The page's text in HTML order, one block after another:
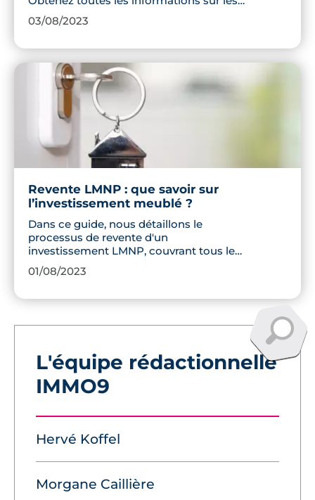
prix par quartier et faites un choix
éclairé.
03/08/2023
Revente LMNP : que savoir sur
l’investissement meublé ?
Dans ce guide, nous détaillons le
processus de revente d'un
investissement LMNP, couvrant tous les
aspects clés de la fiscalité à l'estimation
du bien. Apprenez à maximiser votre
fiscale.
01/08/2023
L'équipe rédactionnelle
IMMO9
Hervé Koffel
Morgane Caillière